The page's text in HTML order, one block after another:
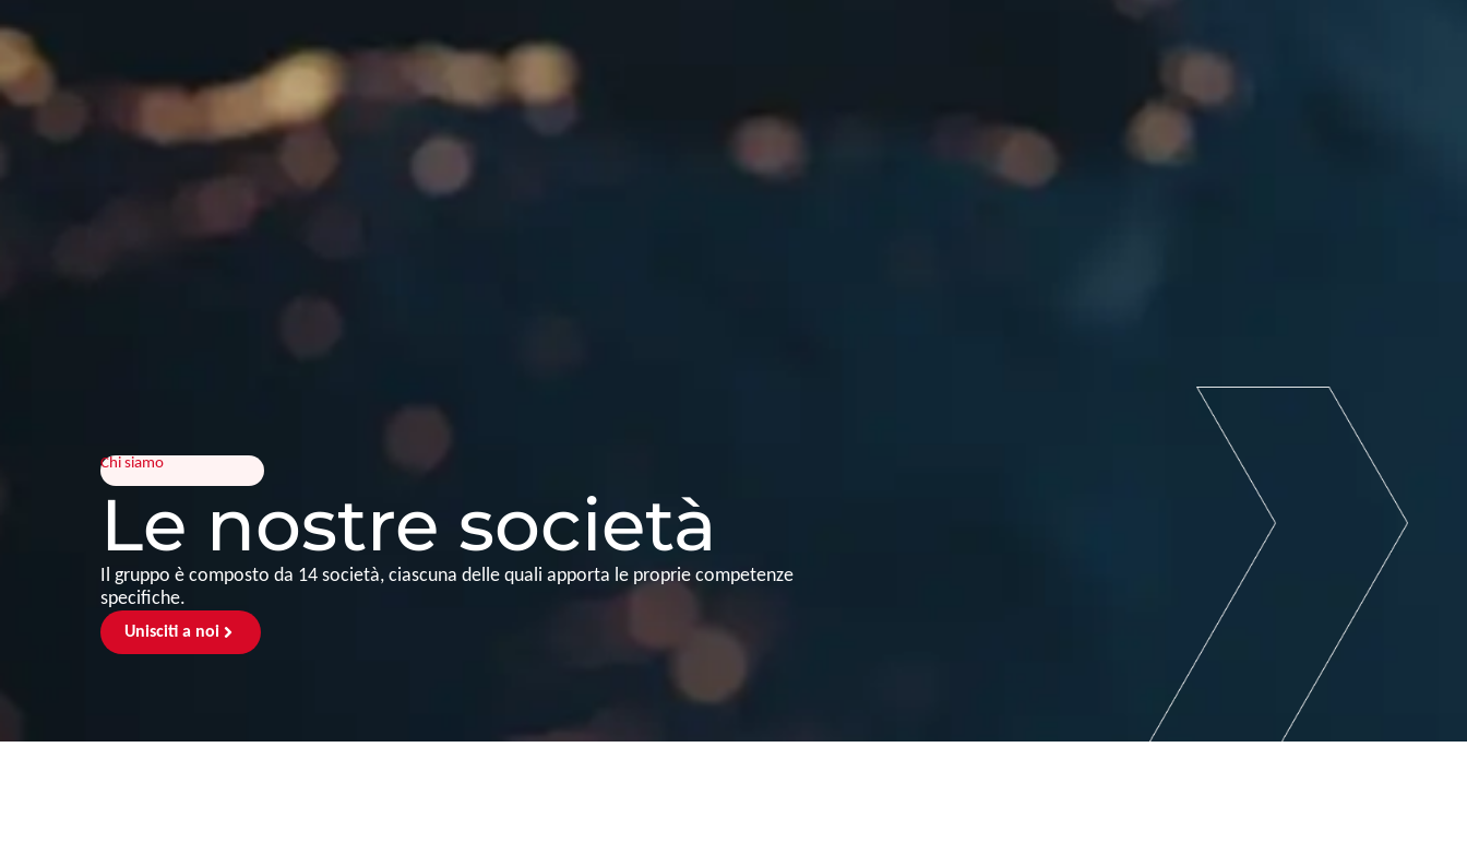
Chi siamo
Le nostre società
Il gruppo è composto da 14 società, ciascuna delle quali apporta le proprie competenze
specifiche.
Unisciti a noi